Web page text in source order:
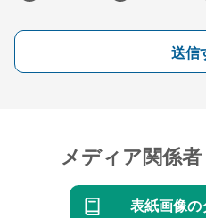
送信
メディア関係
表紙画像の